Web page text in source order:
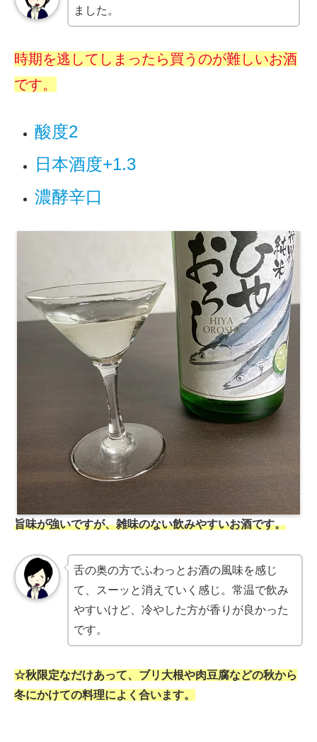
ました。
時期を逃してしまったら買うのが難しいお酒
です。
酸度2
日本酒度+1.3
濃酵辛口
旨味が強いですが、雑味のない飲みやすいお酒です。
舌の奥の方でふわっとお酒の風味を感じ
て、スーッと消えていく感じ。常温で飲み
やすいけど、冷やした方が香りが良かった
です。
☆秋限定なだけあって、ブリ大根や肉豆腐などの秋から
冬にかけての料理によく合います。